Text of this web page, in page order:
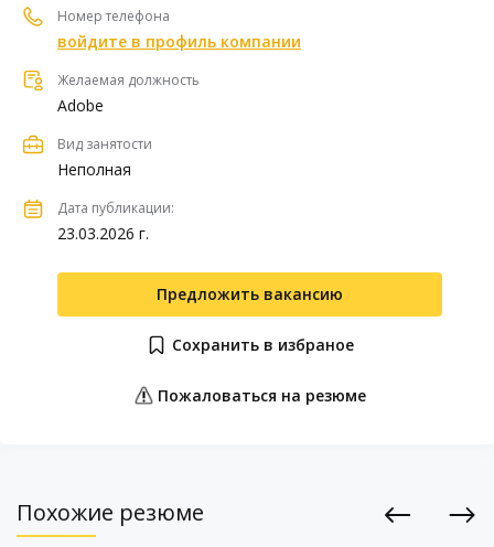
Номер телефона
войдите в профиль компании
Желаемая должность
Adobe
Вид занятости
Неполная
Дата публикации:
23.03.2026 г.
Предложить вакансию
Сохранить в избраное
Пожаловаться на резюме
Похожие резюме